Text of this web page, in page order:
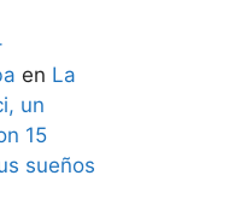
en La
un
15
sueños